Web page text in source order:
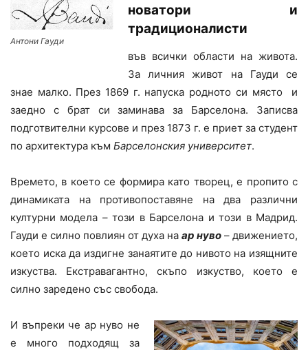
Антони Гауди
новатори и
традиционалисти
във всички области на живота.
За личния живот на Гауди се
знае малко. През 1869 г. напуска родното си място и
заедно с брат си заминава за Барселона. Записва
подготвителни курсове и през 1873 г. е приет за студент
по архитектура към Барселонския университет.
Времето, в което се формира като творец, е пропито с
динамиката на противопоставяне на два различни
културни модела – този в Барселона и този в Мадрид.
Гауди е силно повлиян от духа на ар нуво – движението,
което иска да издигне занаятите до нивото на изящните
изкуства. Екстравагантно, скъпо изкуство, което е
силно заредено със свобода.
И въпреки че ар нуво не
е много подходящ за